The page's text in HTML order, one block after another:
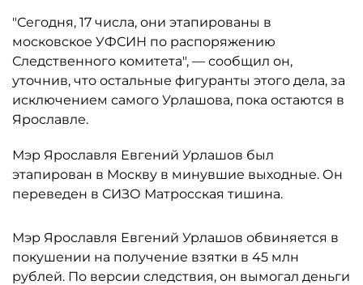
"Сегодня, 17 числа, они этапированы в
московское УФСИН по распоряжению
Следственного комитета", — сообщил он,
уточнив, что остальные фигуранты этого дела, за
исключением самого Урлашова, пока остаются в
Ярославле.
Мэр Ярославля Евгений Урлашов был
этапирован в Москву в минувшие выходные. Он
переведен в СИЗО Матросская тишина.
Мэр Ярославля Евгений Урлашов обвиняется в
покушении на получение взятки в 45 млн
рублей. По версии следствия, он вымогал деньги